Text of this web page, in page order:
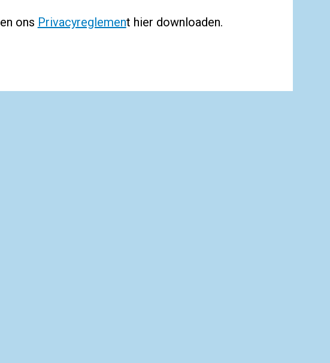
en ons Privacyreglement hier downloaden.